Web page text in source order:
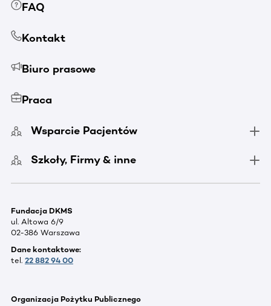
FAQ
Kontakt
Biuro prasowe
Praca
Wsparcie Pacjentów
Szkoły, Firmy & inne
Fundacja DKMS
ul. Altowa 6/9
02-386 Warszawa
Dane kontaktowe:
tel. 22 882 94 00
Organizacja Pożytku Publicznego